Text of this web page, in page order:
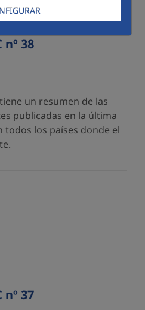
nº 38
un resumen de las
publicadas en la última
todos los países donde el
nº 37